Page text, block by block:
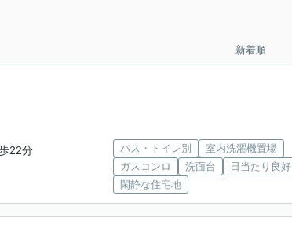
22分
バス・トイレ別
室内洗濯機置場
ガスコンロ
洗面台
日当たり良好
閑静な住宅地